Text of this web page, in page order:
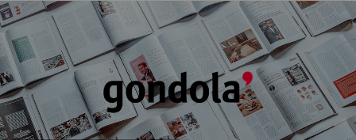
Gondola
academy
Gondola
society